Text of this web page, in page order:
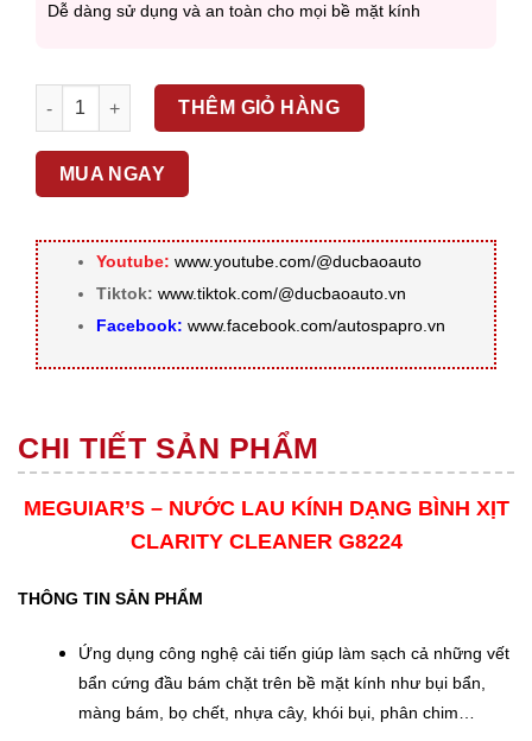
Dễ dàng sử dụng và an toàn cho mọi bề mặt kính
MEGUIAR'S - NƯỚC LAU KÍNH DẠNG BÌNH XỊT CLARITY
THÊM GIỎ HÀNG
MUA NGAY
Youtube: www.youtube.com/@ducbaoauto
Tiktok: www.tiktok.com/@ducbaoauto.vn
Facebook: www.facebook.com/autospapro.vn
CHI TIẾT SẢN PHẨM
MEGUIAR’S – NƯỚC LAU KÍNH DẠNG BÌNH XỊT
CLARITY CLEANER G8224
THÔNG TIN SẢN PHẨM
Ứng dụng công nghệ cải tiến giúp làm sạch cả những vết
bẩn cứng đầu bám chặt trên bề mặt kính như bụi bẩn,
màng bám, bọ chết, nhựa cây, khói bụi, phân chim…